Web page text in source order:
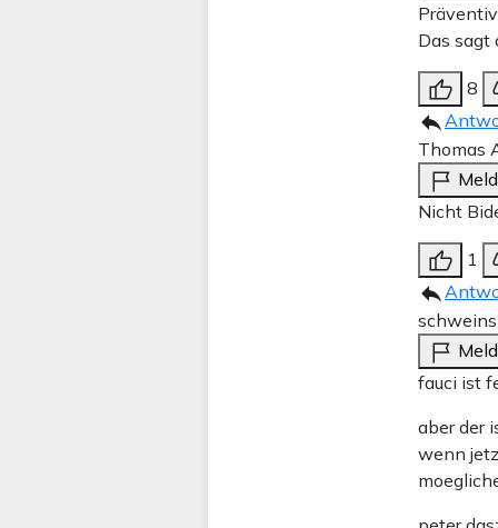
Das sagt
8
Thomas
Nicht
1
fauci ist
aber der
wenn